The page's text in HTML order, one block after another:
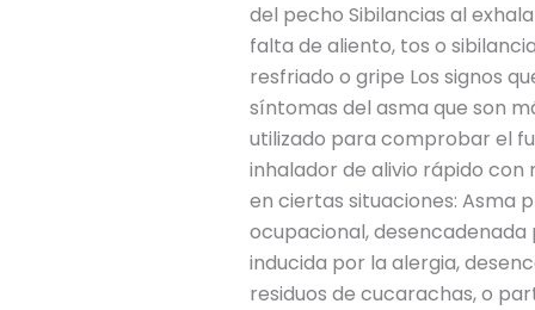
del pecho Sibilancias al
falta de aliento, tos o
resfriado o gripe Los signos
síntomas del asma que son
utilizado para comprobar el
inhalador de alivio rápido con
en ciertas situaciones: Asma
ocupacional,
inducida por la alergia,
residuos de cucarachas, o